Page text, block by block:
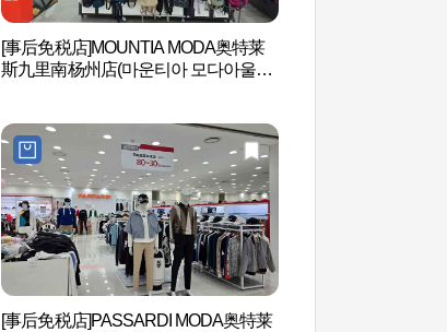
[事后免税店]MOUNTIA MODA奥特莱
斯九里南杨州店(마운티아 모다아울렛
[事后免税店]PASSARDI MODA奥特莱